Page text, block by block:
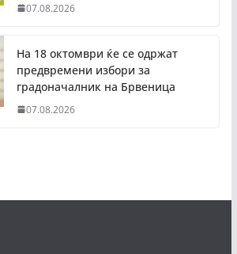
07.08.2026
На 18 октомври ќе се одржат
предвремени избори за
градоначалник на Брвеница
07.08.2026